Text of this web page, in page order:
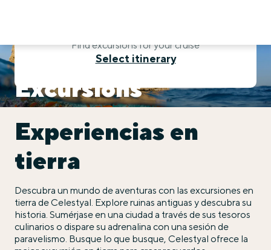
Celestyal Cruise
Excursions
Find excursions for your cruise
Select itinerary
Experiencias en
tierra
Descubra un mundo de aventuras con las excursiones en
tierra de Celestyal. Explore ruinas antiguas y descubra su
historia. Sumérjase en una ciudad a través de sus tesoros
culinarios o dispare su adrenalina con una sesión de
paravelismo. Busque lo que busque, Celestyal ofrece la